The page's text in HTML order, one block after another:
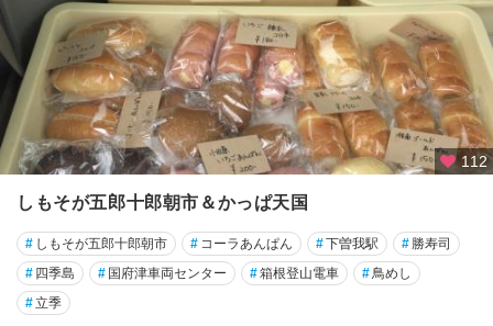
112
しもそが五郎十郎朝市＆かっぱ天国
# しもそが五郎十郎朝市 # コーラあんぱん #下曽我駅 # 勝寿司
# 四季島 # 国府津車両センター #箱根登山電車 #鳥めし
#立季